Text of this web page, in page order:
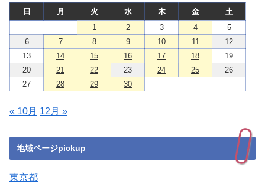
日 月 火 水 木 金
土
1
2 3 4
5
6
7 8 9 10 11
12
13
14 15 16 17 18
19
20
21 22 23 24 25
26
27
28 29 30
« 10月 12月 »
地域ページpickup
東京都